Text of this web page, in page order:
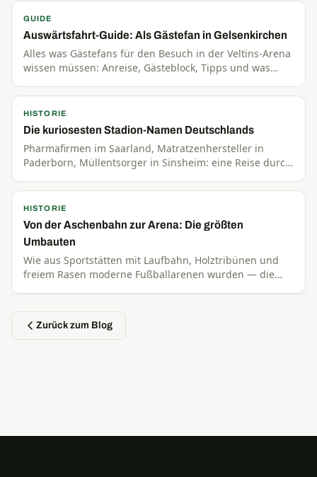
GUIDE
Auswärtsfahrt-Guide: Als Gästefan in Gelsenkirchen
Alles was Gästefans für den Besuch in der Veltins-Arena
wissen müssen: Anreise, Gästeblock, Tipps und was
HISTORIE
Die kuriosesten Stadion-Namen Deutschlands
Pharmafirmen im Saarland, Matratzenhersteller in
Paderborn, Müllentsorger in Sinsheim: eine Reise durch
HISTORIE
Von der Aschenbahn zur Arena: Die größten
Umbauten
Wie aus Sportstätten mit Laufbahn, Holztribünen und
freiem Rasen moderne Fußballarenen wurden — die
Zurück zum Blog